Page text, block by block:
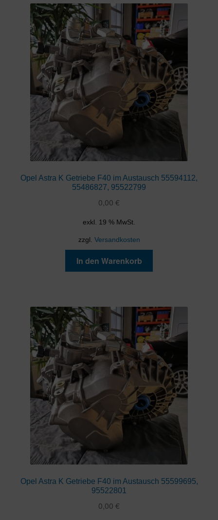
Opel Astra K Getriebe F40 im Austausch 55594112,
55486827, 95522799
0,00 €
exkl. 19 % MwSt.
zzgl. Versandkosten
In den Warenkorb
Opel Astra K Getriebe F40 im Austausch 55599695,
95522801
0,00 €